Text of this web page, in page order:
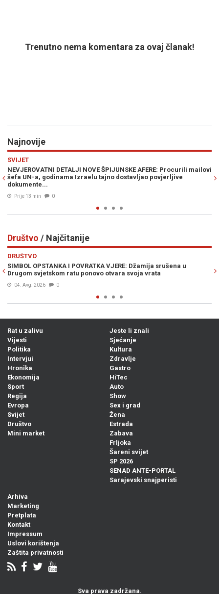
Trenutno nema komentara za ovaj članak!
Najnovije
ŠPIJUNSKE AFERE: Procurili mailovi
dostavljao povjerljive
S PANCIRKOM PO LUKAVICI:
kafane, uslijedile su burne
Društvo / Najčitanije
VJERE: Džamija srušena u
otvara svoja vrata
CURE DETALJI DRAME U
iz Bosne i Hercegovine, ostao
Previous
Rat u zalivu
Vijesti
Politika
Intervjui
Hronika
Ekonomija
Sport
Regija
Evropa
Svijet
Društvo
Mini market
Jeste li znali
Sjećanje
Kultura
Zdravlje
Gastro
HiTec
Auto
Show
Sex i grad
Žena
Estrada
Zabava
Frljoka
Šareni svijet
SP 2026
SENAD ANTE-PORTAL
Sarajevski snajperisti
Arhiva
Marketing
Pretplata
Kontakt
Impressum
Uslovi korištenja
Zaštita privatnosti
Sva prava zadržana.